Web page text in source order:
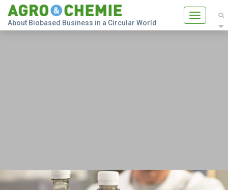
Toggle
About Biobased Business in a Circular World